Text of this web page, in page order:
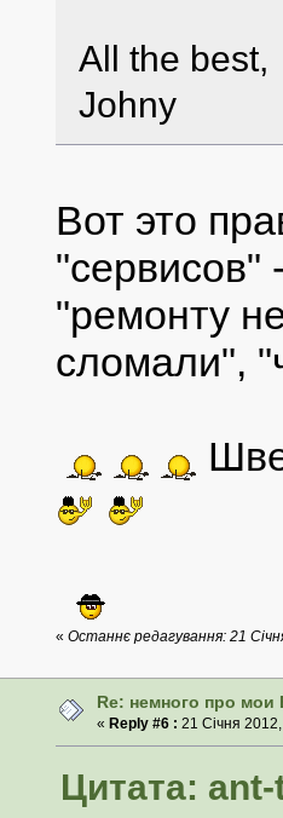
All the best,
Johny
Вот это
"сервисов"
"ремонту
сломали",
«Останнє редагування: 21
Re: немного про мои
« Reply #6 : 21 Січня
Цитата: